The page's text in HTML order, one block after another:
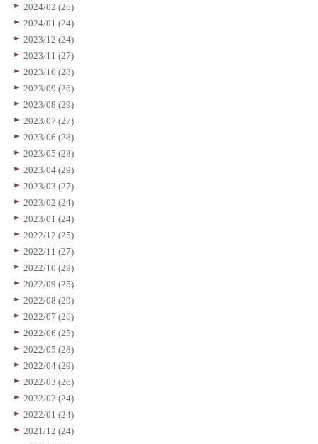
2024/02 (26)
2024/01 (24)
2023/12 (24)
2023/11 (27)
2023/10 (28)
2023/09 (26)
2023/08 (29)
2023/07 (27)
2023/06 (28)
2023/05 (28)
2023/04 (29)
2023/03 (27)
2023/02 (24)
2023/01 (24)
2022/12 (25)
2022/11 (27)
2022/10 (29)
2022/09 (25)
2022/08 (29)
2022/07 (26)
2022/06 (25)
2022/05 (28)
2022/04 (29)
2022/03 (26)
2022/02 (24)
2022/01 (24)
2021/12 (24)